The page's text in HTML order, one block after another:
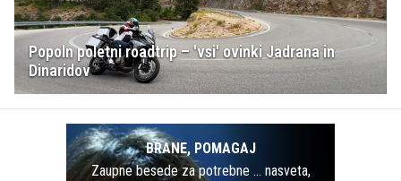
Popoln poletni roadtrip – 'vsi' ovinki Jadrana in
Dinaridov
BRANE, POMAGAJ
Zaupne besede za potrebne … nasveta,